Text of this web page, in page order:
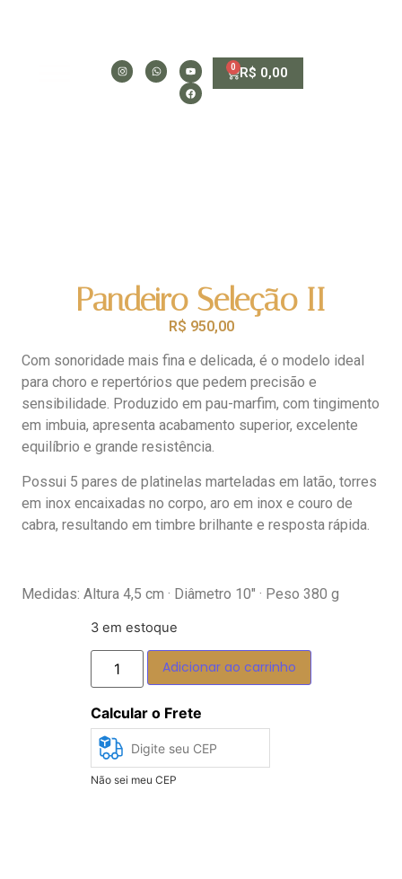
R$ 0,00
0
Pandeiro Seleção II
R$ 950,00
Com sonoridade mais fina e delicada, é o modelo ideal
para choro e repertórios que pedem precisão e
sensibilidade. Produzido em pau-marfim, com tingimento
em imbuia, apresenta acabamento superior, excelente
equilíbrio e grande resistência.
Possui 5 pares de platinelas marteladas em latão, torres
em inox encaixadas no corpo, aro em inox e couro de
cabra, resultando em timbre brilhante e resposta rápida.
Medidas: Altura 4,5 cm · Diâmetro 10″ · Peso 380 g
3 em estoque
Adicionar ao carrinho
Calcular o Frete
Não sei meu CEP